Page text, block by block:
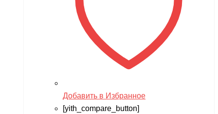
Добавить в Избранное
[yith_compare_button]